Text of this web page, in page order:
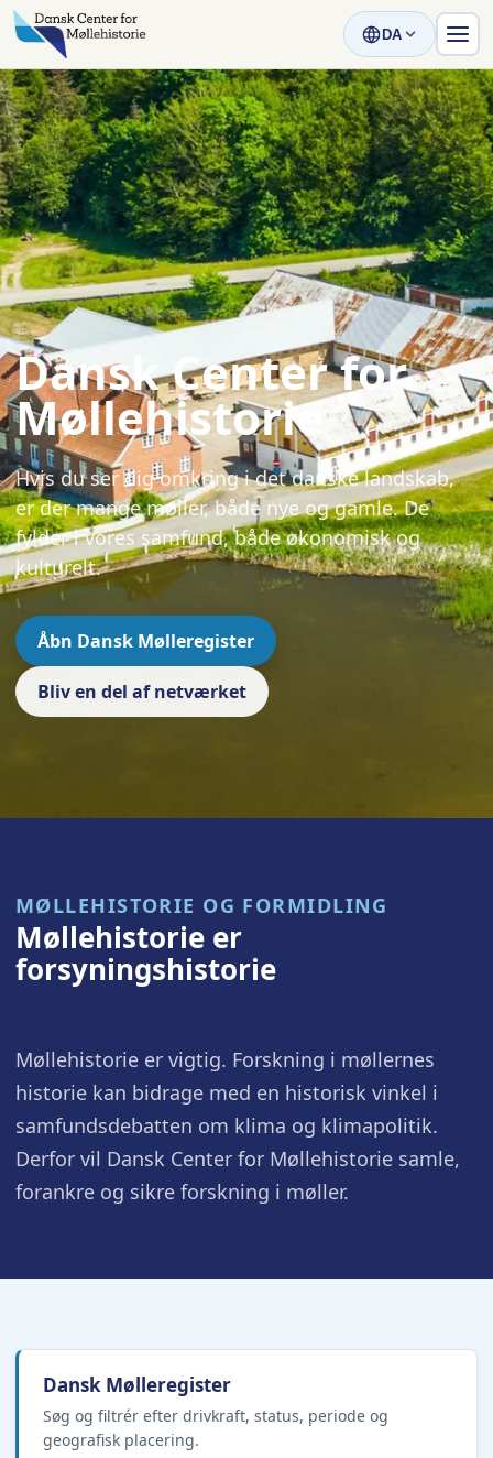
DA
Dansk Center for
Møllehistorie
Hvis du ser dig omkring i det danske landskab,
er der mange møller, både nye og gamle. De
fylder i vores samfund, både økonomisk og
kulturelt.
Åbn Dansk Mølleregister
Bliv en del af netværket
MØLLEHISTORIE OG FORMIDLING
Møllehistorie er
forsyningshistorie
Møllehistorie er vigtig. Forskning i møllernes
historie kan bidrage med en historisk vinkel i
samfundsdebatten om klima og klimapolitik.
Derfor vil Dansk Center for Møllehistorie samle,
forankre og sikre forskning i møller.
Dansk Mølleregister
Søg og filtrér efter drivkraft, status, periode og
geografisk placering.